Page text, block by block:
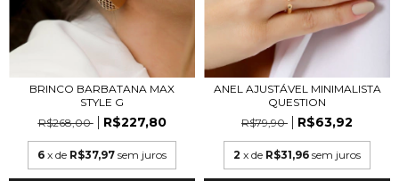
BRINCO BARBATANA MAX
STYLE G
R$268,00
R$227,80
6 x de R$37,97 sem juros
ANEL AJUSTÁVEL MINIMALISTA
QUESTION
R$79,90
R$63,92
2 x de R$31,96 sem juros